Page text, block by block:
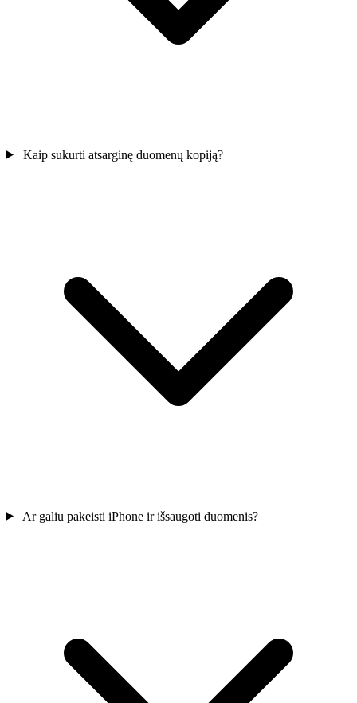
Kaip sukurti atsarginę duomenų kopiją?
Ar galiu pakeisti iPhone ir išsaugoti duomenis?